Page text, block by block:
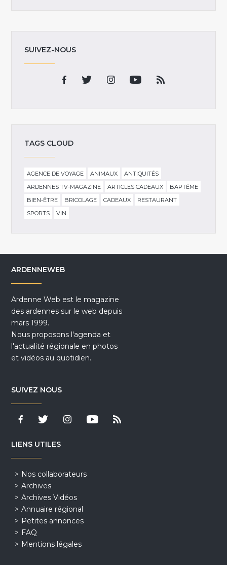
SUIVEZ-NOUS
TAGS CLOUD
AGENCE DE VOYAGE ANIMAUX
ANTIQUITÉS
ARDENNES TV-MAGAZINE
ARTICLES CADEAUX
BAPTÊME
BIEN-ÊTRE
BRICOLAGE CADEAUX
RESTAURANT
SPORTS
VIN
ARDENNEWEB
Ardenne Web est le magazine
des ardennes sur le web depuis
mars 1999.
Nous proposons l'agenda et
l'actualité régionale en photos
et vidéos au quotidien.
SUIVEZ NOUS
LIENS UTILES
Nos collaborateurs
Archives
Archives Vidéos
Annuaire régional
Petites annonces
FAQ
Mentions légales